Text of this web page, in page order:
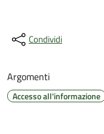
Condividi
Argomenti
Accesso all'informazione